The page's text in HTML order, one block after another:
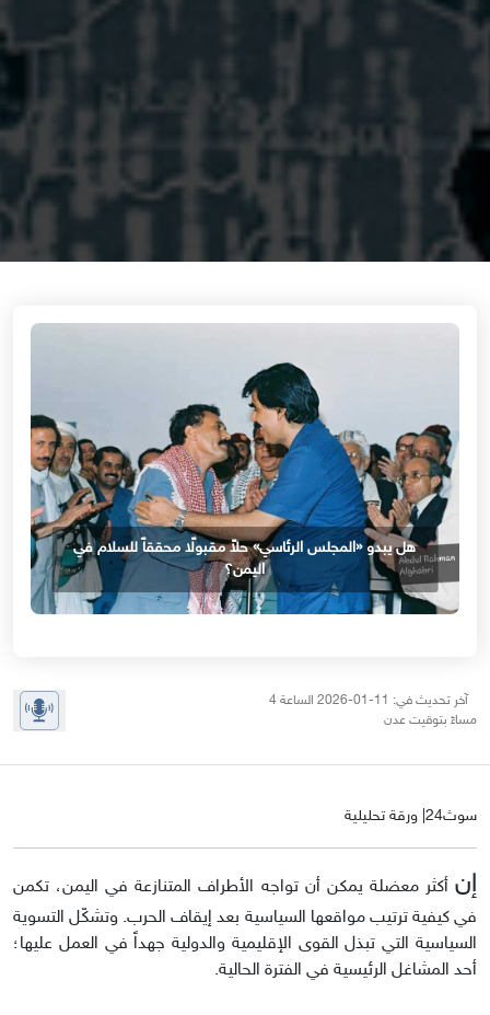
هل يبدو «المجلس الرئاسي» حلاً مقبولًا محققاً للسلام في
اليمن؟
آخر تحديث في: 11-01-2026 الساعة 4
مساءً بتوقيت عدن
سوث24| ورقة تحليلية
إن أكثر معضلة يمكن أن تواجه الأطراف المتنازعة في اليمن، تكمن
في كيفية ترتيب مواقعها السياسية بعد إيقاف الحرب. وتشكّل التسوية
السياسية التي تبذل القوى الإقليمية والدولية جهداً في العمل عليها؛
أحد المشاغل الرئيسية في الفترة الحالية.